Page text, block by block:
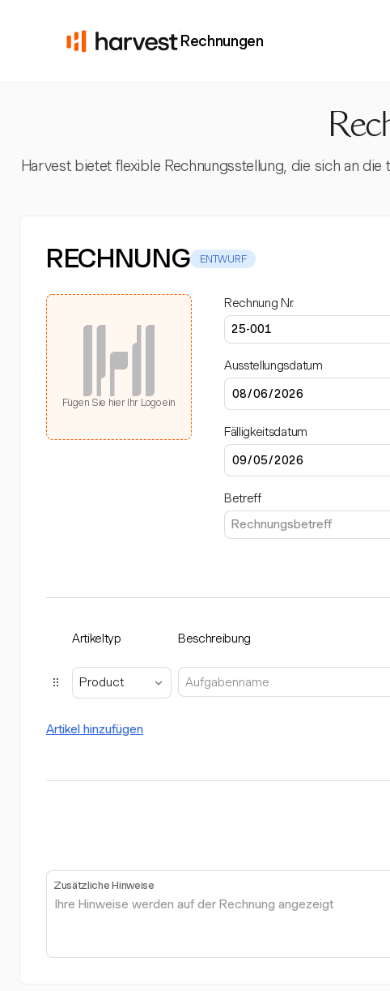
Rechnungen
Harvest bietet flexible Rechnungsstellung, die sich an
RECHNUNG ENTWURF
Fügen Sie hier Ihr Logo ein
Rechnung Nr.
Ausstellungsdatum
Fälligkeitsdatum
Betreff
Artikeltyp Beschreibung
Product
Artikel hinzufügen
Zusätzliche Hinweise